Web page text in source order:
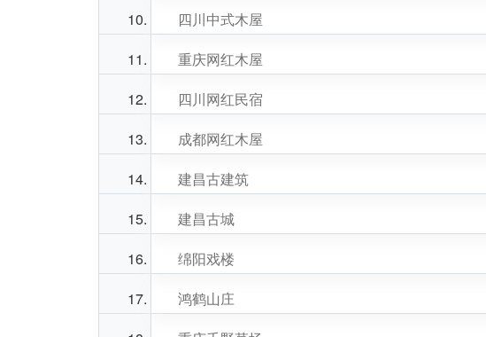
四川中式木屋
重庆网红木屋
四川网红民宿
成都网红木屋
建昌古建筑
建昌古城
绵阳戏楼
鸿鹤山庄